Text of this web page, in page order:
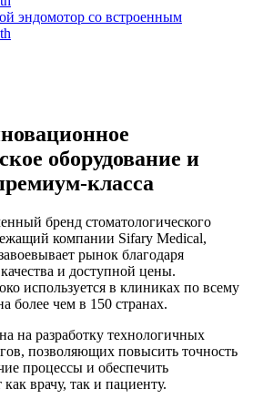
эндомотор со встроенным
оборудование и
класса
бренд стоматологического
компании Sifary Medical,
рынок благодаря
и доступной цены.
используется в клиниках по всему
более чем в 150 странах.
на разработку технологичных
позволяющих повысить точность
процессы и обеспечить
врачу, так и пациенту.